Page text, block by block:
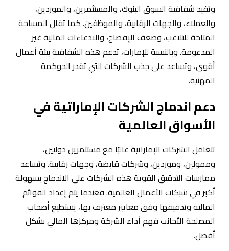
وتفيد شفافية السوق البنوك، والمستثمرين، والموردين،
والعملاء، والجهات الرقابية، والموظفين. كما تقلل المساحة
المتاحة للتلاعب، وضعف الإفصاح، والادعاءات المالية غير
المدعومة. وبالنسبة للإمارات، تدعم هذه الشفافية بيئة أعمال
أقوى، وتساعد على جذب الشركات التي تقدر الحوكمة
المهنية.
دعم اندماج الشركات الإماراتية في
الأسواق العالمية
تتعامل الشركات الإماراتية غالبًا مع مستثمرين دوليين،
وممولين، وموردين، وشركات قابضة، وجهات رقابية. وتساعد
ممارسات التدقيق القوية هذه الشركات على الاندماج بسهولة
أكبر في شبكات الأعمال العالمية. فعندما يتم إعداد القوائم
المالية وتدقيقها وفق معايير معترف بها، يستطيع أصحاب
المصلحة الأجانب فهم أداء الشركة ومركزها المالي بشكل
أفضل.